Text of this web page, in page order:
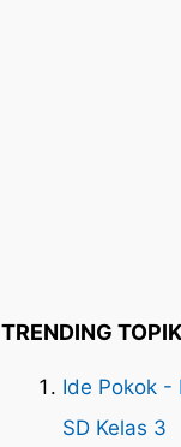
TRENDING TOPIK
Ide Pokok -
SD Kelas 3